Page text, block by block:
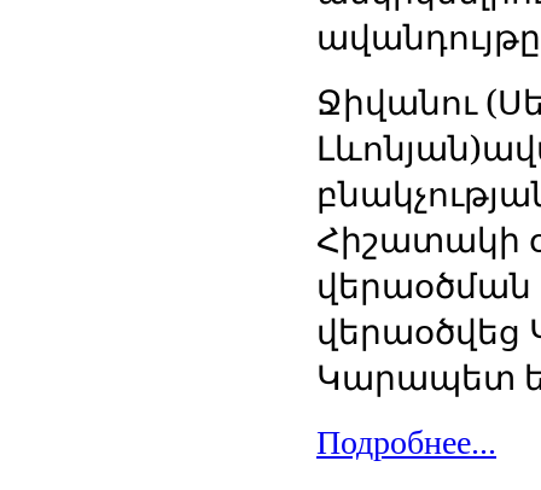
Ջիվանու
Հիշատակի
վերաօծման
վերաօծվեց
Կարապետ
Подробнее...